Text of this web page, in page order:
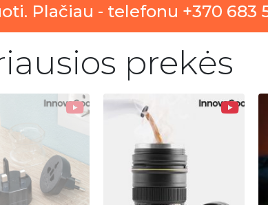
Plačiau - telefonu +370 683
prekės